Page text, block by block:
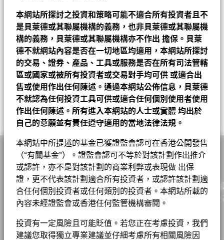
本網站所探討之投資和策略可能不適合所有投資者且不
是貝萊德或其聯屬機構的義務，也非貝萊德或其聯屬機
構的義務，貝萊德或其聯屬機構亦不作出 擔保。貝萊
德不就網站內容是否在一切地區均適用，本網站所探討
的交易、證券、產品、工具或服務是否在所有司法管轄
區或國家或被所有投資者或交易對手均可供 或適合出
售或使用作出任何陳述。通過本網站公佈信息，貝萊德
不就認為任何投資工具可供或適合任何個別使用者使用
作出任何陳述。所有進入本網站的人士或實體 均出於
自己的意願並有責任遵守適用的當地法律法規。
本網站中所提述的基金已獲證監會認可在香港公開發售
（“有關基金”）。證監會認可不等於對該計劃作出推介
或認許，亦不是對該計劃的商業利弊或表現做 出保
證，更不代表該計劃適合所有投資者，或認許該計劃適
合任何個別投資者或任何類別的投資者。本網站所載的
內容未經證監會或香港任何監管機構審閱。
投資有一定風險且可能貶值。若您正在考慮投資，我們
建議您取得獨立專業建議並仔細考慮所有相關風險因
Chart
Bar chart with 2 data series.
The chart has 1 X axis displaying categories.
The chart has 1 Y axis displaying Values. Range: -30 to 30.
Values
年度回報(%) 參考指標 1
2016201720182019202020212022202320242025
-30
-20
-10
0
10
20
30
End of interactive chart.
在此期間內的業績表現是在不再適用的情況下達致的。
首次認購費
5.00%
ISIN
LU0054578231
表現費
0.00%
最低其後投資額
USD 1000
註冊地點
盧森堡
管理公司
BlackRock (Luxembourg) S.A.
交易結算日
交易日 + 3 日
彭博代號
MERGSML
香港證監會認可ESG基金
股份成立日期
1994年11月4日
貨幣(本地)
USD
SFDR分類
第8條
截至 2026年6月30日
三年標準差
截至 2026年7月31日
15.63%
市盈率
截至 2026年6月30日
19.08
晨星星號評
級
截至 2026年7月31日
Morningstar, Inc. 版權所有。
成分股名稱 比重(%)
SANDISK CORP
2.56
BALFOUR BEATTY PLC
0.76
COPT DEFENSE PROPERTIES
0.69
WOODWARD INC
0.60
IG GROUP HOLDINGS PLC
0.59
NOMURA REAL ESTATE HOLDINGS INC
0.57
MKS
0.54
HANCOCK WHITNEY CORP
0.52
ASSURED GUARANTY LTD
0.51
截至 2026年6月30日
比重（%）
投資分佈 基金 基準
Net
工業
20.37 19.85
0.52
資訊科技
17.64 17.53
金融
13.86 13.46
0.40
醫療保健
10.06 10.18
-0.12
非必需消費品
9.09 10.16
-1.07
原材料
8.34 7.87
0.47
能源
3.81 4.07
-0.27
價格及交易所
股份類別 貨幣 淨值 變動 變動(%)
資產淨值截至
A2
USD 226.38 0.47 0.21
2026年8月7日
A2
EUR 195.86 0.16 0.08
2026年8月7日
A2 對沖股份
AUD 22.14 0.04 0.18
2026年8月7日
C2
EUR 140.15 0.11 0.08
2026年8月7日
C2
USD 161.99 0.33 0.20
2026年8月7日
D2
USD 259.24 0.55 0.21
2026年8月7日
D2
EUR 224.29 0.19 0.08 2026年8月7日
Previous
1
除特別註明外，所有資料截至月底。
基金經理
Raffaele Savi
Prathima Nalluri
Kevin Franklin
可持續發展特徵
可持續發展特徵可為投資者提供傳統以外的指標，連同其他指標及
資訊，投資者可以用來評估基金在環境、社會、管治(ESG)方面的
特徵。 可持續發展特徵並非目前或未來表現的指引，亦不反映基
金的潛在風險及回報程度。 資訊僅用於提高透明度和僅供參考。
投資者在評估基金時不應單獨或孤立地考慮可持續發展特徵，而是
應看作為其中一項參考資訊。
這些指標並不反映基金如何或會否納入ESG因素。除非在基金文件
中另有註明並包含在基金的投資目標中，否則這些指標不會改變基
金的投資目標或限制基金的可投資領域，亦不代表基金會採用以
ESG或Impact為主的投資策略或排除性篩選。請參閱基金章程以
欲查看MSCI對可持續發展特徵的評估方法，請使用以下連結
業務參與
業務參與指標有助於投資者更全面地瞭解基金可能透過其投資而暴
露在其中的具體活動。
業務參與指標並不代表基金投資目標的，除非基金文件另有說明且
包括在基金投資目標，否則不會改變基金投資目標或限制基金的可
投資領域，也不代表基金將採用 ESG 或影響導向的投資策略或排
除篩選。有關基金投資策略的更多資訊，請參閱基金章程。
要查看業務參與指標背後的 MSCI 方法，可透過 以下連結。
MSCI－爭議性武器
截至 2026年6月30日
0.00%
ESG 整合
ESG 整合
風險調整後的最佳回報，我們管理可能影響投資組合的重大風險和
機會，包括財務上重大的環境、社會和/或治理（ESG）數據或資
相關文件
貝萊德系統分析環球小型企業基金 A2 美元 基金
基金章程
作為一家全球投資管理公司及客戶的信託人，貝萊德致力為
實現財務幸福。自1999年以來，我們憑藉領先的金融科技，